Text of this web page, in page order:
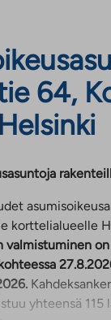
64,
korttelialueelle
valmistuminen
yhteensä 115